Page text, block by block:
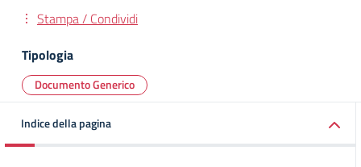
Stampa / Condividi
Tipologia
Documento Generico
Indice della pagina